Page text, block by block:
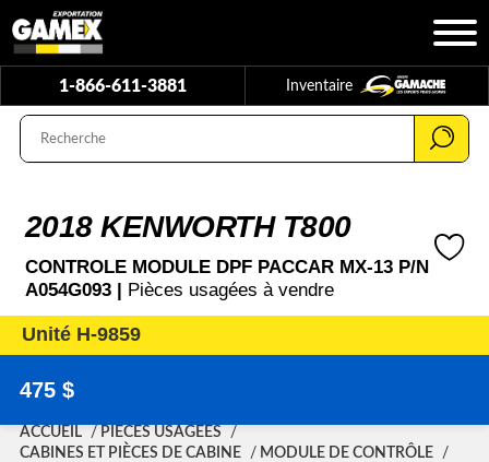
1-866-611-3881 Inventaire
2018 KENWORTH T800
CONTROLE MODULE DPF PACCAR MX-13 P/N
A054G093 | Pièces usagées à vendre
Unité H-9859
475 $
ACCUEIL
PIÈCES USAGÉES
CABINES ET PIÈCES DE CABINE
MODULE DE CONTRÔLE